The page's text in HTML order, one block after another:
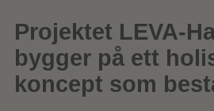
Projektet LEVA-
bygger på ett
koncept som